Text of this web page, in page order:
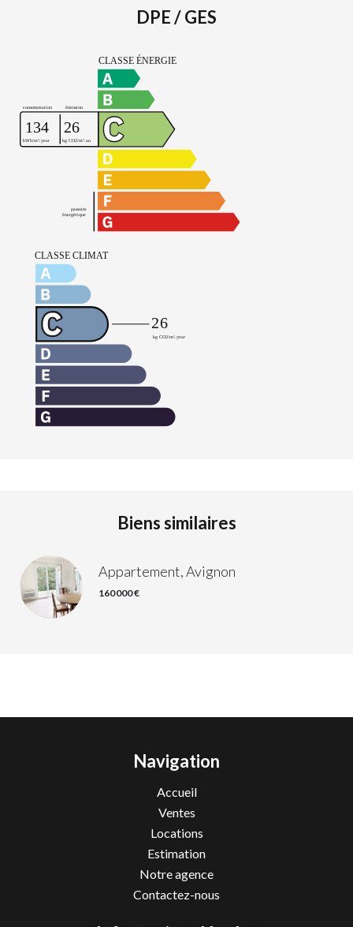
DPE / GES
Biens similaires
Appartement, Avignon
160 000 €
Navigation
Accueil
Ventes
Locations
Estimation
Notre agence
Contactez-nous